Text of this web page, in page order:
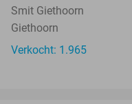
Smit Giethoorn
Giethoorn
Verkocht: 1.965